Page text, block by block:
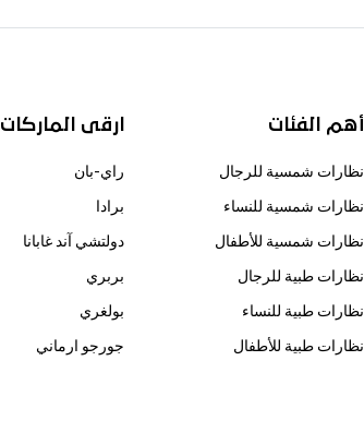
أهم الفئات
نظارات شمسية للرجال
نظارات شمسية للنساء
نظارات شمسية للأطفال
نظارات طبية للرجال
نظارات طبية للنساء
نظارات طبية للأطفال
ارقى الماركات
راي-بان
برادا
دولتشي آند غابانا
بربري
بولغري
جورجو ارماني